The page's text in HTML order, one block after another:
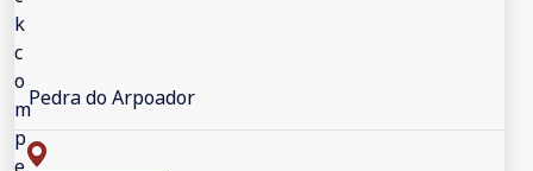
Pedra do Arpoador